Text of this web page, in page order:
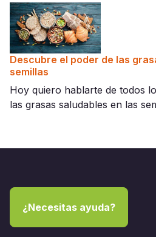
Descubre el poder de las
semillas
Hoy quiero hablarte de todos
las grasas saludables en las
¿Necesitas ayuda?